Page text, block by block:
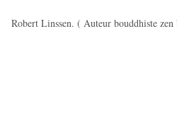
bouddhiste zen belge